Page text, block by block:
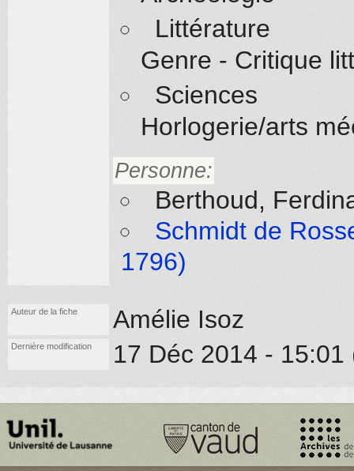
Littérature
Genre - Critique
Sciences
Horlogerie/arts
Personne:
Berthoud,
Schmidt de
1796)
Auteur de la fiche Amélie Isoz
Dernière modification 17 Déc 2014 - 15:01